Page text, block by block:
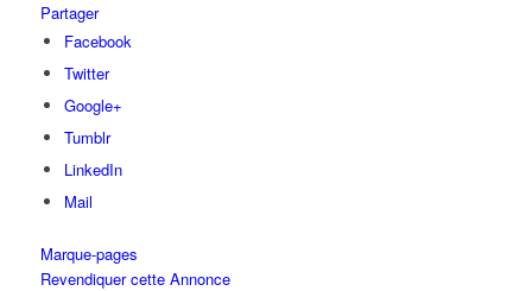
Partager
Facebook
Twitter
Google+
Tumblr
LinkedIn
Mail
Marque-pages
Revendiquer cette Annonce